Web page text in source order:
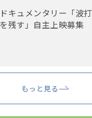
ドキュメンタリー「波
を残す」自主上映募集
もっと見る